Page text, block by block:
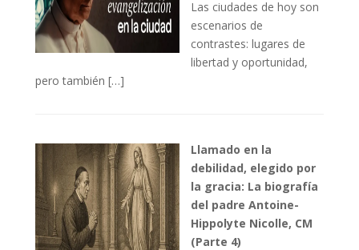
Las ciudades de hoy son
escenarios de
contrastes: lugares de
libertad y oportunidad,
pero también […]
Llamado en la
debilidad, elegido por
la gracia: La biografía
del padre Antoine-
Hippolyte Nicolle, CM
(Parte 4)